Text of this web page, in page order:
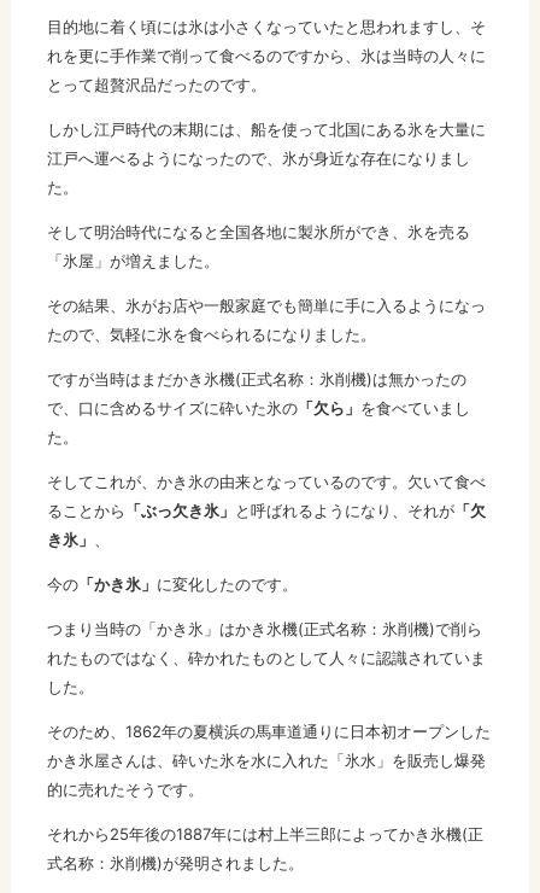
目的地に着く頃には氷は小さくなっていたと思われますし、そ
れを更に手作業で削って食べるのですから、氷は当時の人々に
とって超贅沢品だったのです。
しかし江戸時代の末期には、船を使って北国にある氷を大量に
江戸へ運べるようになったので、氷が身近な存在になりまし
た。
そして明治時代になると全国各地に製氷所ができ、氷を売る
「氷屋」が増えました。
その結果、氷がお店や一般家庭でも簡単に手に入るようになっ
たので、気軽に氷を食べられるになりました。
ですが当時はまだかき氷機(正式名称：氷削機)は無かったの
で、口に含めるサイズに砕いた氷の「欠ら」 を食べていまし
た。
そしてこれが、かき氷の由来となっているのです。欠いて食べ
ることから 「ぶっ欠き氷」 と呼ばれるようになり、それが「欠
き氷」
今の「かき氷」 に変化したのです。
つまり当時の「かき氷」はかき氷機(正式名称：氷削機)で削ら
れたものではなく、砕かれたものとして人々に認識されていま
した。
そのため、1862年の夏横浜の馬車道通りに日本初オープンした
かき氷屋さんは、砕いた氷を水に入れた「氷水」を販売し爆発
的に売れたそうです。
それから25年後の1887年には村上半三郎によってかき氷機(正
式名称：氷削機)が発明されました。